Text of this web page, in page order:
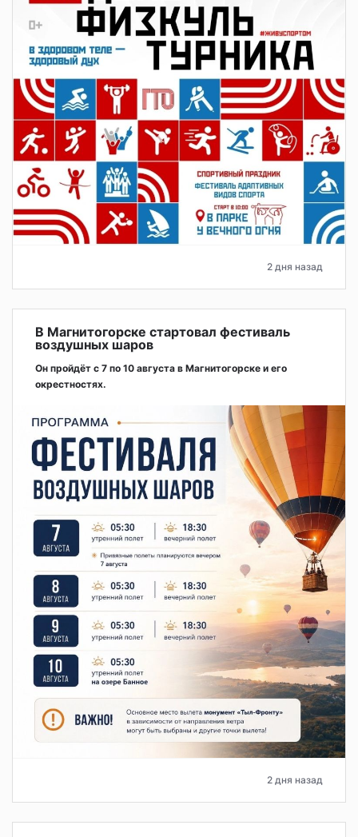
2 дня назад
В Магнитогорске стартовал фестиваль
воздушных шаров
Он пройдёт с 7 по 10 августа в Магнитогорске и его
окрестностях.
2 дня назад